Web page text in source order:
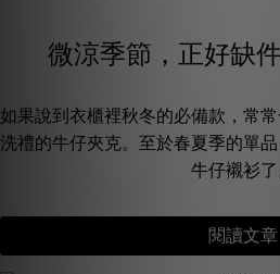
微涼季節，正好缺
如果說到衣櫃裡秋冬的必備款，常
洗禮的牛仔夾克。至於春夏季的單
牛仔襯衫了
閱讀文章